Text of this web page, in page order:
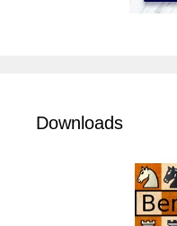
Downloads